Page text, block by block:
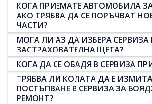
КОГА ПРИЕМАТЕ АВТОМОБИЛА
АКО ТРЯБВА ДА СЕ ПОРЪЧВАТ
ЧАСТИ?
МОГА ЛИ АЗ ДА ИЗБЕРА СЕРВИЗА
ЗАСТРАХОВАТЕЛНА ЩЕТА?
КОГА ДА СЕ ОБАДЯ В СЕРВИЗА
ТРЯБВА ЛИ КОЛАТА ДА Е
ПОСТЪПВАНЕ В СЕРВИЗА ЗА
РЕМОНТ?